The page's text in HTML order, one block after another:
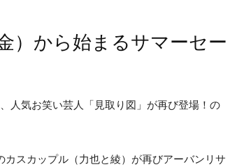
）から始まるサマーセー
スカップル（力也と綾）が再びアーバンリサ